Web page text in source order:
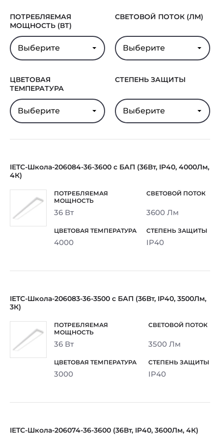
Гарантия
ПОТРЕБЛЯЕМАЯ
МОЩНОСТЬ (ВТ)
Выберите
СВЕТОВОЙ ПОТОК (ЛМ)
Выберите
ЦВЕТОВАЯ
ТЕМПЕРАТУРА
Выберите
СТЕПЕНЬ ЗАЩИТЫ
Выберите
IETC-Школа-206084-36-3600 с БАП (36Вт, IP40, 4000Лм,
4К)
36 Вт 3600 Лм
4000 IP40
IETC-Школа-206083-36-3500 с БАП (36Вт, IP40, 3500Лм,
3К)
36 Вт 3500 Лм
3000 IP40
IETC-Школа-206074-36-3600 (36Вт, IP40, 3600Лм, 4К)